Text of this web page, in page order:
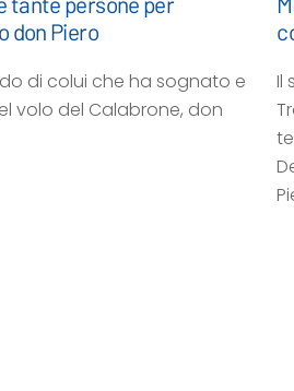
don Piero
di colui che ha sognato e
volo del Calabrone, don
Il